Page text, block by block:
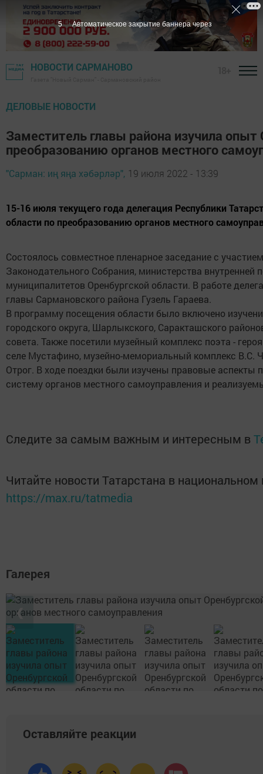
НОВОСТИ САРМАНОВО
ДЕЛОВЫЕ НОВОСТИ
Заместитель главы района изучила опыт
преобразованию органов местного
"Сарман: иң яңа хәбәрләр", 19 июля 2022 - 13:39
15-16 июля текущего года делегация Республики
области по преобразованию органов местного
Состоялось совместное пленарное заседание с
Законодательного Собрания, министерства внутренней
муниципалитетов Оренбургской области. В работе
главы Сармановского района Гузель Гараева.
В программу посещения области было включено
городского округа, Шарлыкского, Саракташского
совета. Также посетили музейный комплекс поэта -
селе Мустафино, музейно-мемориальный комплекс В.С.
Отрог. В ходе поездки были изучены правовые аспекты
систему органов местного самоуправления и
Следите за самым важным и интересным в
Читайте новости Татарстана в
https://max.ru/tatmedia
Галерея
❮
Оставляйте реакции
5 Автоматическое закрытие баннера через